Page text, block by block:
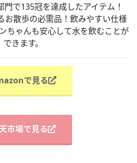
で135冠を達成したアイテム！
お散歩の必需品！飲みやすい仕様
ちゃんも安心して水を飲むことが
できます。
で見る
市場で見る